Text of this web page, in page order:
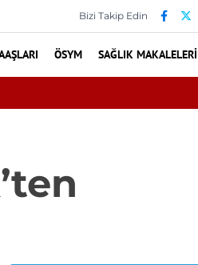
Bizi Takip Edin
ÖSYM SAĞLIK MAKALELERI